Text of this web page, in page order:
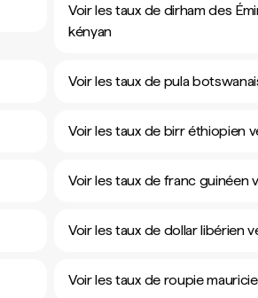
Voir les taux de dirham des
kényan
Voir les taux de pula
Voir les taux de birr éthiopien
Voir les taux de franc guinéen
Voir les taux de dollar libérien
Voir les taux de roupie